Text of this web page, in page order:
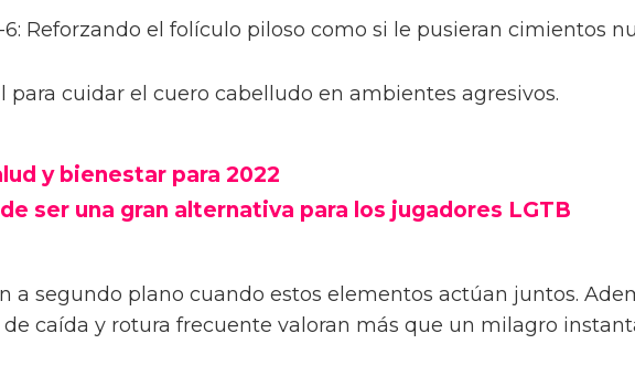
Reforzando el folículo piloso como si le pusieran cimientos
para cuidar el cuero cabelludo en ambientes agresivos.
y bienestar para 2022
ser una gran alternativa para los jugadores LGTB
a segundo plano cuando estos elementos actúan juntos.
caída y rotura frecuente valoran más que un milagro